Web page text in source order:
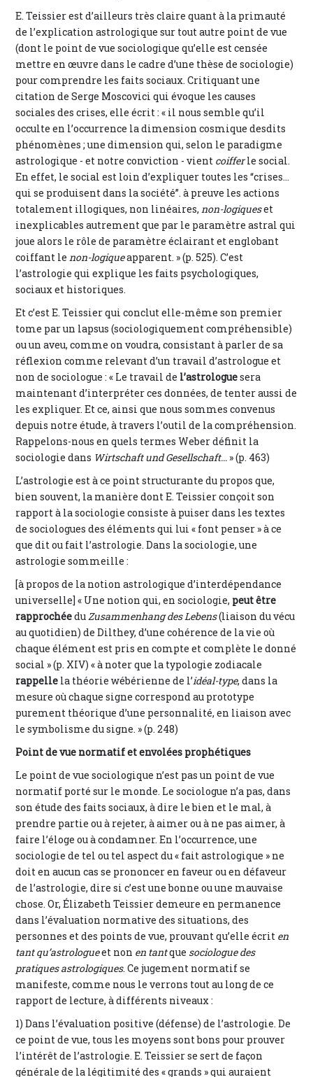
E. Teissier est d’ailleurs très claire quant à la primauté
de l’explication astrologique sur tout autre point de vue
(dont le point de vue sociologique qu’elle est censée
mettre en œuvre dans le cadre d’une thèse de sociologie)
pour comprendre les faits sociaux. Critiquant une
citation de Serge Moscovici qui évoque les causes
sociales des crises, elle écrit : « il nous semble qu’il
occulte en l’occurrence la dimension cosmique desdits
phénomènes ; une dimension qui, selon le paradigme
astrologique - et notre conviction - vient coifferle social.
En effet, le social est loin d’expliquer toutes les “crises...
qui se produisent dans la société”. à preuve les actions
totalement illogiques, non linéaires, non-logiqueset
inexplicables autrement que par le paramètre astral qui
joue alors le rôle de paramètre éclairant et englobant
coiffant le non-logiqueapparent. » (p. 525). C’est
l’astrologie qui explique les faits psychologiques,
sociaux et historiques.
Et c’est E. Teissier qui conclut elle-même son premier
tome par un lapsus (sociologiquement compréhensible)
ou un aveu, comme on voudra, consistant à parler de sa
réflexion comme relevant d’un travail d’astrologue et
non de sociologue : « Le travail de l’astrologuesera
maintenant d’interpréter ces données, de tenter aussi de
les expliquer. Et ce, ainsi que nous sommes convenus
depuis notre étude, à travers l’outil de la compréhension.
Rappelons-nous en quels termes Weber définit la
sociologie dans Wirtschaft und Gesellschaft... » (p. 463)
L’astrologie est à ce point structurante du propos que,
bien souvent, la manière dont E. Teissier conçoit son
rapport à la sociologie consiste à puiser dans les textes
de sociologues des éléments qui lui « font penser » à ce
que dit ou fait l’astrologie. Dans la sociologie, une
astrologie sommeille :
[à propos de la notion astrologique d’interdépendance
universelle] « Une notion qui, en sociologie, peut être
rapprochéedu Zusammenhang des Lebens(liaison du vécu
au quotidien) de Dilthey, d’une cohérence de la vie où
chaque élément est pris en compte et complète le donné
social » (p. XIV) « à noter que la typologie zodiacale
rappelle la théorie wébérienne de l’idéal-type, dans la
mesure où chaque signe correspond au prototype
purement théorique d’une personnalité, en liaison avec
le symbolisme du signe. » (p. 248)
Point de vue normatif et envolées prophétiques
Le point de vue sociologique n’est pas un point de vue
normatif porté sur le monde. Le sociologue n’a pas, dans
son étude des faits sociaux, à dire le bien et le mal, à
prendre partie ou à rejeter, à aimer ou à ne pas aimer, à
faire l’éloge ou à condamner. En l’occurrence, une
sociologie de tel ou tel aspect du « fait astrologique » ne
doit en aucun cas se prononcer en faveur ou en défaveur
de l’astrologie, dire si c’est une bonne ou une mauvaise
chose. Or, Élizabeth Teissier demeure en permanence
dans l’évaluation normative des situations, des
personnes et des points de vue, prouvant qu’elle écrit en
tant qu’astrologueet non en tantque sociologue des
pratiques astrologiques. Ce jugement normatif se
manifeste, comme nous le verrons tout au long de ce
rapport de lecture, à différents niveaux :
1) Dans l’évaluation positive (défense) de l’astrologie. De
ce point de vue, tous les moyens sont bons pour prouver
l’intérêt de l’astrologie. E. Teissier se sert de façon
générale de la légitimité des « grands » qui auraient